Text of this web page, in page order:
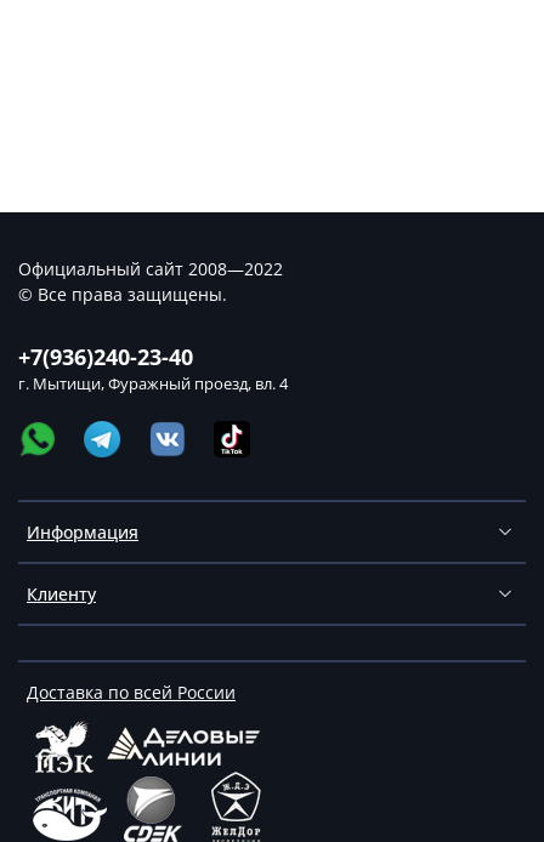
Информация
Клиенту
Доставка по всей России
+7(936)240-23-40
г. Мытищи, Фуражный проезд, вл. 4
Официальный сайт 2008—2022
© Все права защищены.